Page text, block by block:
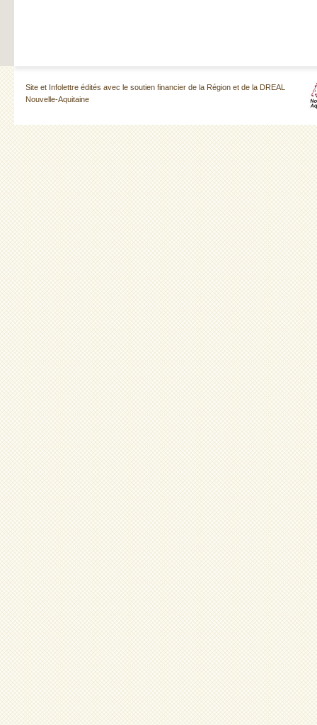
Site et Infolettre édités avec le soutien financier de la Région et de la DREAL
Nouvelle-Aquitaine